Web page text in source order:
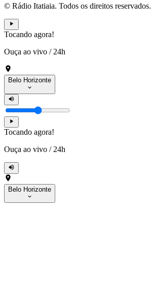
© Rádio Itatiaia. Todos os direitos reservados.
Tocando agora!
Ouça ao vivo / 24h
Belo Horizonte
Tocando agora!
Ouça ao vivo / 24h
Belo Horizonte